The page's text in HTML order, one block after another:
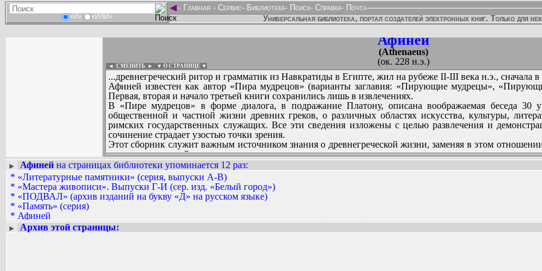
«И» «ИЛИ»
◄- Главная - Сервис- Библиотека- Поиск- Справка- Почта
Универсальная библиотека, портал создателей электронных книг. Только для
Афиней
(Athenaeus)
(ок. 228 н.э.)
◄ СМЕНИТЬ ► ▼ О СТРАНИЦЕ ▼
...древнегреческий ритор и грамматик из Навкратиды в Египте, жил на рубеже II-III века н.э., сначала
Афиней известен как автор «Пира мудрецов» (варианты заглавия: «Пирующие мудрецы»,
Первая, вторая и начало третьей книги сохранились лишь в извлечениях.
В «Пире мудрецов» в форме диалога, в подражание Платону, описана воображаемая беседа 30
общественной и частной жизни древних греков, о различных областях искусства, культуры,
римских государственных служащих. Все эти сведения изложены с целью развлечения и
сочинение страдает узостью точки зрения.
Этот сборник служит важным источником знания о древнегреческой жизни, заменяя в этом
поэтов и писателей.
Вадим Ершов...
...
СПИСОК НЕКОТОРЫХ ОЦИФРОВАННЫХ ИЗДАНИЙ:
► Афиней на страницах библиотеки упоминается 12 раз:
* «Литературные памятники» (серия, выпуски А-В)
* «Мастера живописи». Выпуски Г-И (сер. изд. «Белый город»)
* «ПОДВАЛ» (архив изданий на букву «Д» на русском языке)
* «Память» (серия)
* Афиней
* Детектив. Разное
* Иванов Юрий Николаевич
► Архив этой страницы: